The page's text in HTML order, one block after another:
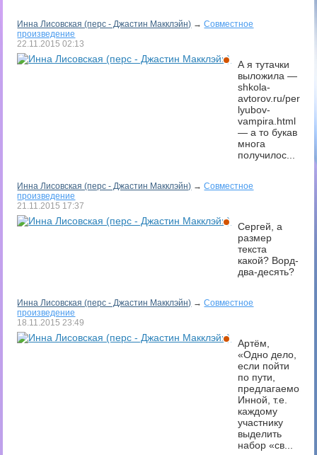
Инна Лисовская (перс - Джастин Макклэйн) →Совместное
произведение
22.11.2015 02:13
А я тутачки
выложила —
shkola-
avtorov.ru/
lyubov-
vampira.html
— а то букав
многа
получилос...
Инна Лисовская (перс - Джастин Макклэйн) →Совместное
произведение
21.11.2015 17:37
Сергей, а
размер
текста
какой? Ворд-
два-десять?
Инна Лисовская (перс - Джастин Макклэйн) →Совместное
произведение
18.11.2015 23:49
Артём,
«Одно дело,
если пойти
по пути,
предлагаемом
Инной, т.е.
каждому
участнику
выделить
набор «св...